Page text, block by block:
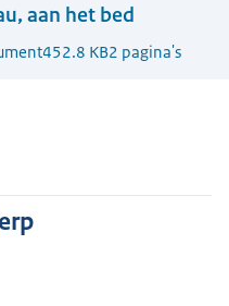
aan het bed
452.8 KB2 pagina's
Esther de Louwere van het